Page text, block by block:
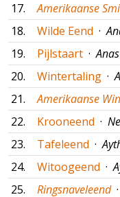
17.
Amerikaanse
18.
Wilde Eend ·
19.
Pijlstaart ·
20.
Wintertaling ·
21.
Amerikaanse
22.
Krooneend ·
23.
Tafeleend ·
24.
Witoogeend ·
25.
Ringsnaveleend